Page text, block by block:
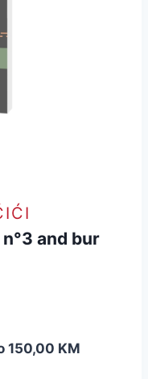
and bur
150,00 KM